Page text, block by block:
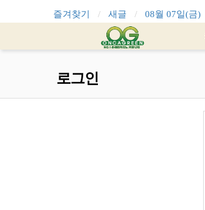
즐겨찾기 새글 08월 07일(금)
로그인